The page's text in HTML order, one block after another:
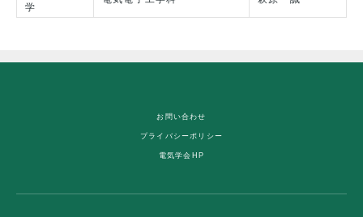
学
お問い合わせ
プライバシーポリシー
電気学会HP